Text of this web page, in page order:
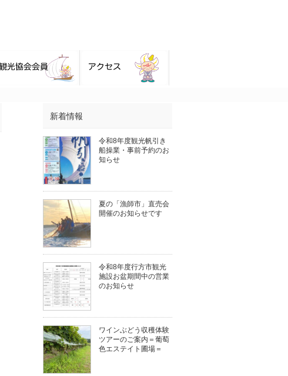
新着情報
令和8年度観光帆引き
船操業・事前予約のお
知らせ
夏の「漁師市」直売会
開催のお知らせです
令和8年度行方市観光
施設お盆期間中の営業
のお知らせ
ワインぶどう収穫体験
ツアーのご案内＝葡萄
色エステイト圃場＝